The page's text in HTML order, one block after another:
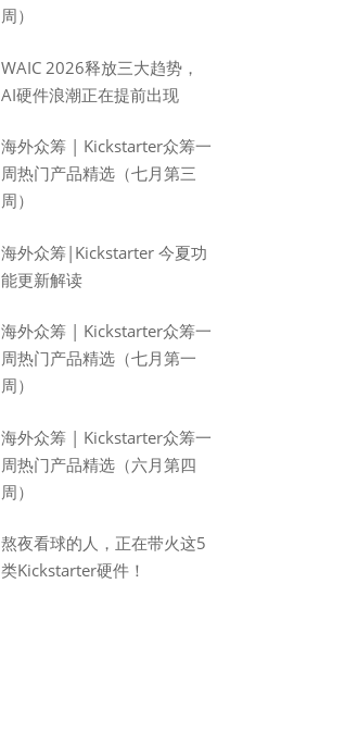
周）
WAIC 2026释放三大趋势，
AI硬件浪潮正在提前出现
海外众筹 | Kickstarter众筹一
周热门产品精选（七月第三
周）
海外众筹|Kickstarter 今夏功
能更新解读
海外众筹 | Kickstarter众筹一
周热门产品精选（七月第一
周）
海外众筹 | Kickstarter众筹一
周热门产品精选（六月第四
周）
熬夜看球的人，正在带火这5
类Kickstarter硬件！